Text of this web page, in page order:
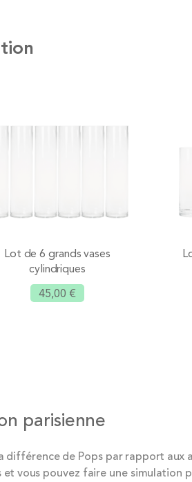
Lot de 6 grands vases
cylindriques
45,00 €
parisienne
différence de Pops par rapport
vous pouvez faire une simulation